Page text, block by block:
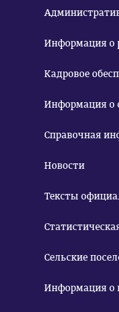
Информация о
Кадровое
Информация о
Справочная
Новости
Тексты
Сельские
Информация о